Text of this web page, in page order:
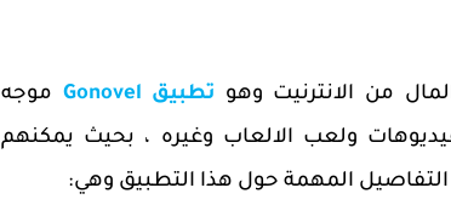
من الانترنيت وهو تطبيق Gonovel موجه
ولعب الالعاب وغيره ، بحيث يمكنهم
المهمة حول هذا التطبيق وهي: